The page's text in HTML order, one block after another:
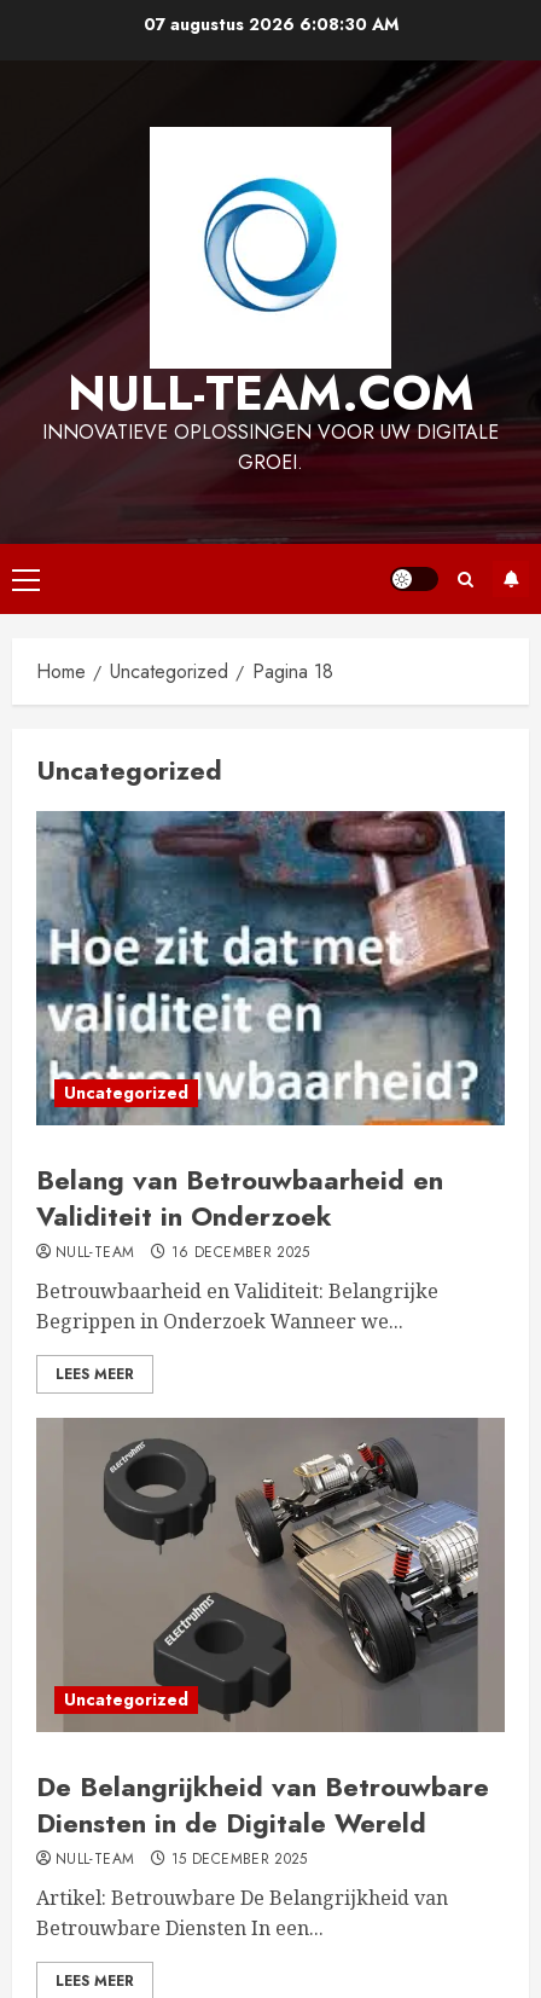
07 augustus 2026 6:08:32 AM
NULL-TEAM.COM
INNOVATIEVE OPLOSSINGEN VOOR UW DIGITALE
GROEI.
Primair
menu
Home Uncategorized Pagina 18
Uncategorized
Uncategorized
Belang van Betrouwbaarheid en
Validiteit in Onderzoek
NULL-TEAM 16 DECEMBER 2025
Betrouwbaarheid en Validiteit: Belangrijke
Begrippen in Onderzoek Wanneer we...
LEES MEER
Uncategorized
De Belangrijkheid van Betrouwbare
Diensten in de Digitale Wereld
NULL-TEAM 15 DECEMBER 2025
Artikel: Betrouwbare De Belangrijkheid van
Betrouwbare Diensten In een...
LEES MEER